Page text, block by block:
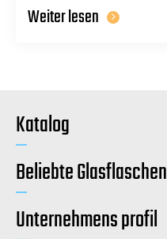
Weiter lesen
Katalog
Beliebte Glasflaschen
Unternehmens profil